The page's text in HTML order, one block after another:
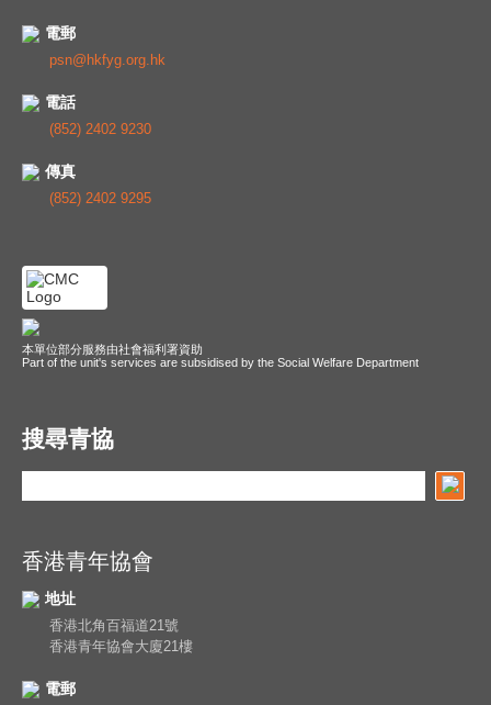
電郵
psn@hkfyg.org.hk
電話
(852) 2402 9230
傳真
(852) 2402 9295
本單位部分服務由社會福利署資助
Part of the unit's services are subsidised by the Social Welfare Department
搜尋青協
香港青年協會
地址
香港北角百福道21號
香港青年協會大廈21樓
電郵